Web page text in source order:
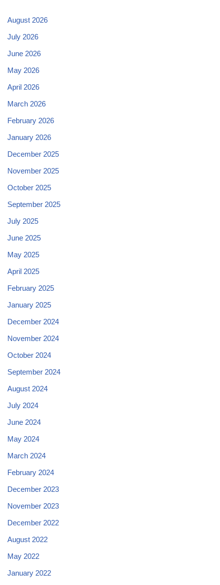
August 2026
July 2026
June 2026
May 2026
April 2026
March 2026
February 2026
January 2026
December 2025
November 2025
October 2025
September 2025
July 2025
June 2025
May 2025
April 2025
February 2025
January 2025
December 2024
November 2024
October 2024
September 2024
August 2024
July 2024
June 2024
May 2024
March 2024
February 2024
December 2023
November 2023
December 2022
August 2022
May 2022
January 2022